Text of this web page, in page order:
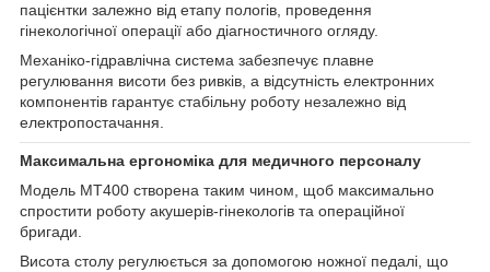
пацієнтки залежно від етапу пологів, проведення
гінекологічної операції або діагностичного огляду.
Механіко-гідравлічна система забезпечує плавне
регулювання висоти без ривків, а відсутність електронних
компонентів гарантує стабільну роботу незалежно від
електропостачання.
Максимальна ергономіка для медичного персоналу
Модель МТ400 створена таким чином, щоб максимально
спростити роботу акушерів-гінекологів та операційної
бригади.
Висота столу регулюється за допомогою ножної педалі, що